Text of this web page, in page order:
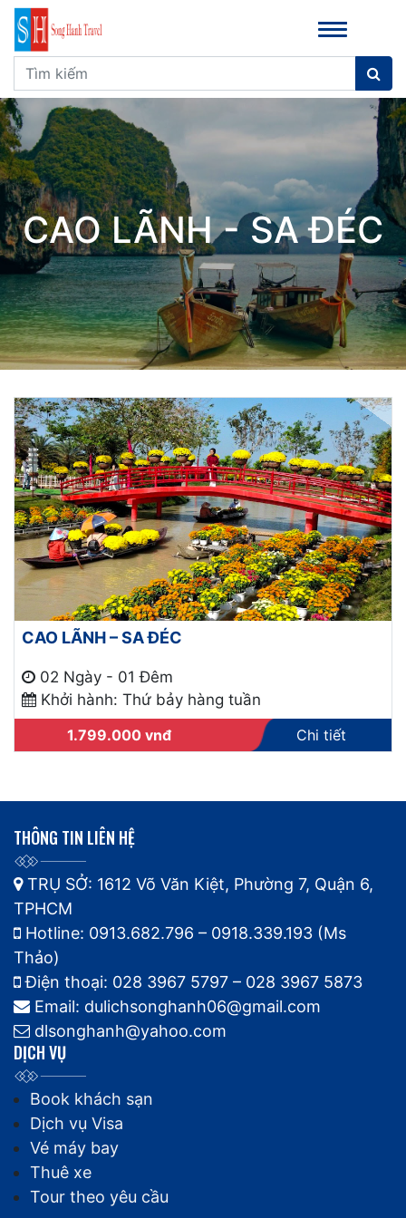
CAO LÃNH - SA ĐÉC
CAO LÃNH – SA ĐÉC
02 Ngày - 01 Đêm
Khởi hành: Thứ bảy hàng tuần
1.799.000 vnđ Chi tiết
THÔNG TIN LIÊN HỆ
TRỤ SỞ: 1612 Võ Văn Kiệt, Phường 7, Quận 6,
TPHCM
Hotline: 0913.682.796 – 0918.339.193 (Ms
Thảo)
Điện thoại: 028 3967 5797 – 028 3967 5873
Email: dulichsonghanh06@gmail.com
dlsonghanh@yahoo.com
DỊCH VỤ
Book khách sạn
Dịch vụ Visa
Vé máy bay
Thuê xe
Tour theo yêu cầu